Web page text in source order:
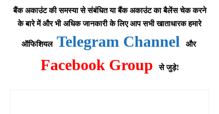
बैंक अकाउंट की समस्या से संबंधित या बैंक अकाउंट का बैलेंस चेक करने
के बारे में और भी अधिक जानकारी के लिए आप सभी खाताधारक हमारे
ऑफिशियल Telegram Channel और
Facebook Group से जुड़े!